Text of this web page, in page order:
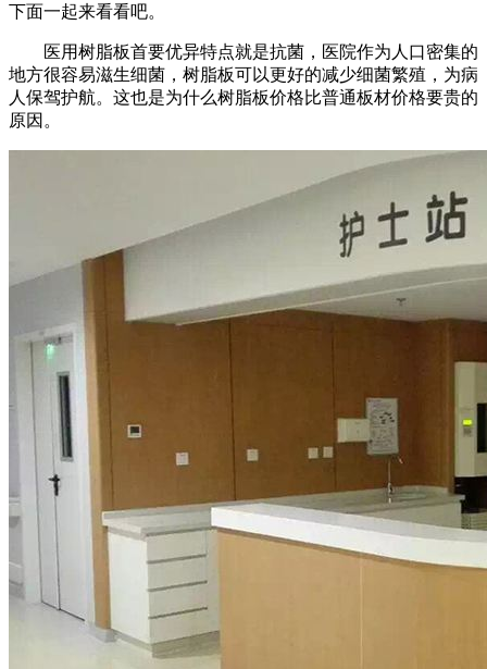
下面一起来看看吧。
医用树脂板首要优异特点就是抗菌，医院作为人口密集的
地方很容易滋生细菌，树脂板可以更好的减少细菌繁殖，为病
人保驾护航。这也是为什么树脂板价格比普通板材价格要贵的
原因。